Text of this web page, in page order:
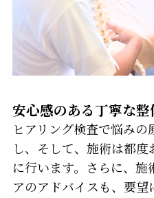
安心感のある丁寧な整
ヒアリング検査で悩み
し、そして、施術は都
に行います。さらに、
アのアドバイスも、要